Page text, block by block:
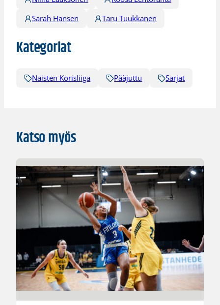
Sarah Hansen
Taru Tuukkanen
Kategoriat
Naisten Korisliiga Pääjuttu Sarjat
Katso myös